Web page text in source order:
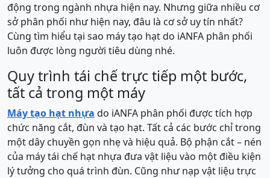
động trong ngành nhựa hiện nay. Nhưng giữa nhiều cơ
sở phân phối như hiện nay, đâu là cơ sở uy tín nhất?
Cùng tìm hiểu tại sao máy tạo hạt do iANFA phân phối
luôn được lòng người tiêu dùng nhé.
Quy trình tái chế trực tiếp một bước,
tất cả trong một máy
Máy tạo hạt nhựa do iANFA phân phối được tích hợp
chức năng cắt, đùn và tạo hạt. Tất cả các bước chỉ trong
một dây chuyền gọn nhẹ và hiệu quả. Bộ phận cắt – nén
của máy tái chế hạt nhựa đưa vật liệu vào một điều kiện
lý tưởng cho quá trình đùn. Cũng như nạp vật liệu trực